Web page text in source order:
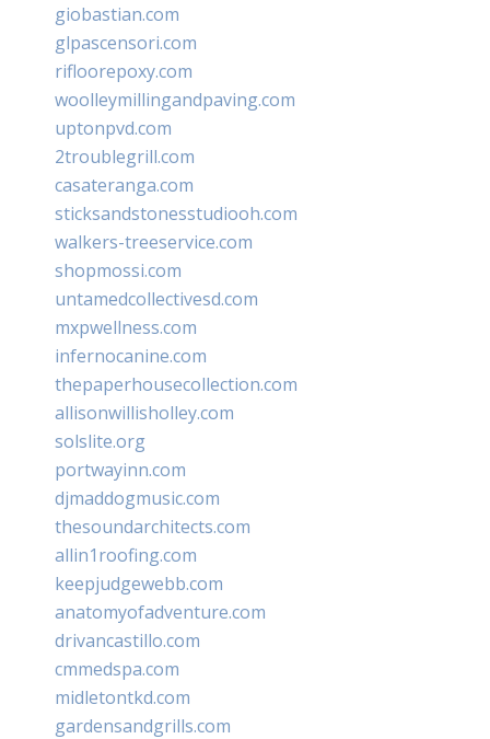
giobastian.com
glpascensori.com
rifloorepoxy.com
woolleymillingandpaving.com
uptonpvd.com
2troublegrill.com
casateranga.com
sticksandstonesstudiooh.com
walkers-treeservice.com
shopmossi.com
untamedcollectivesd.com
mxpwellness.com
infernocanine.com
thepaperhousecollection.com
allisonwillisholley.com
solslite.org
portwayinn.com
djmaddogmusic.com
thesoundarchitects.com
allin1roofing.com
keepjudgewebb.com
anatomyofadventure.com
drivancastillo.com
cmmedspa.com
midletontkd.com
gardensandgrills.com